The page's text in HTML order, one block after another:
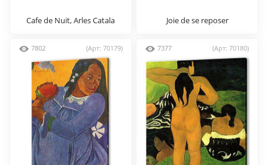
Cafe de Nuit, Arles Catala Joie de se reposer
7802 (Арт: 70179) 7377 (Арт: 70180)